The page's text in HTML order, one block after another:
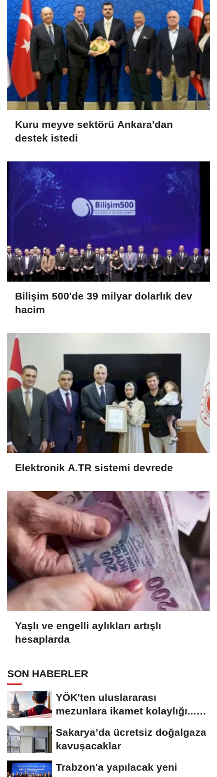
Kuru meyve sektörü Ankara'dan
destek istedi
Bilişim 500'de 39 milyar dolarlık dev
hacim
Elektronik A.TR sistemi devrede
Yaşlı ve engelli aylıkları artışlı
hesaplarda
SON HABERLER
YÖK'ten uluslararası
mezunlara ikamet kolaylığı...
Sakarya’da ücretsiz doğalgaza
kavuşacaklar
Trabzon'a yapılacak yeni